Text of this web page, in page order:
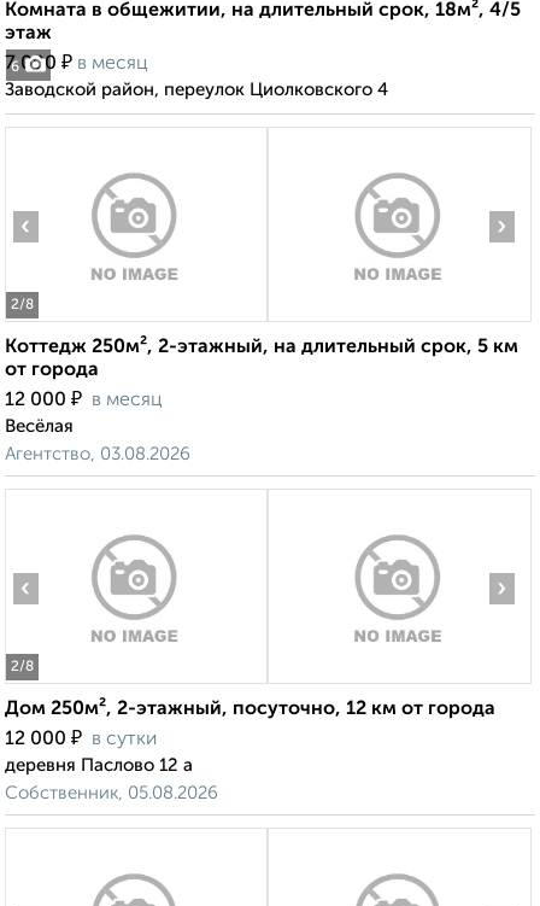
6
Комната в общежитии, на длительный срок, 18м², 4/5
этаж
7 000 ₽ в месяц
Заводской район, переулок Циолковского 4
2/8
‹ ›
Коттедж 250м², 2-этажный, на длительный срок, 5 км
от города
12 000 ₽ в месяц
Весёлая
Агентство, 03.08.2026
2/8
‹ ›
Дом 250м², 2-этажный, посуточно, 12 км от города
12 000 ₽ в сутки
деревня Паслово 12 а
Собственник, 05.08.2026